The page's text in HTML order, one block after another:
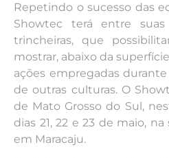
Repetindo o sucesso das
Showtec terá entre
trincheiras, que
mostrar, abaixo da
ações empregadas
de outras culturas. O
de Mato Grosso do Sul,
dias 21, 22 e 23 de maio,
em Maracaju.